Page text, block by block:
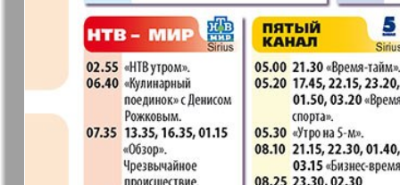
55
61
Ваша газета Версия
Вечное
сокровище
Восточная
Германия